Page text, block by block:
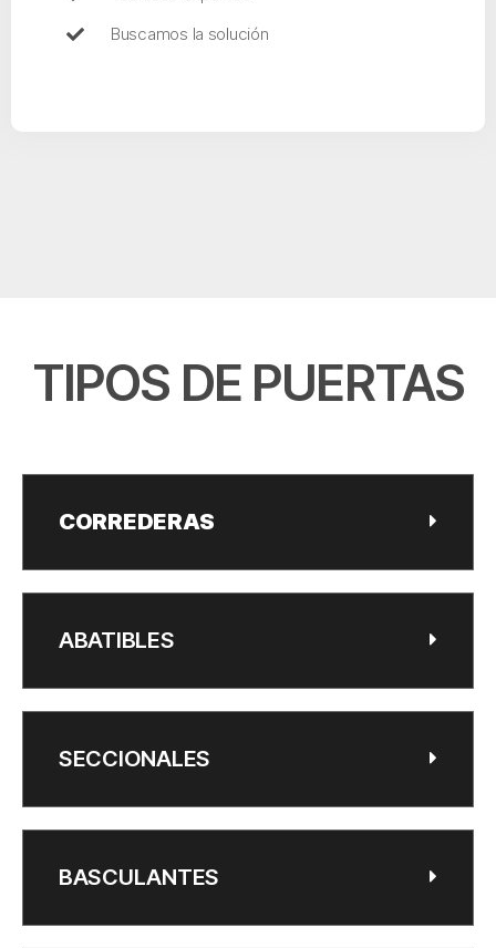
Buscamos la solución
TIPOS DE PUERTAS
CORREDERAS
ABATIBLES
SECCIONALES
BASCULANTES